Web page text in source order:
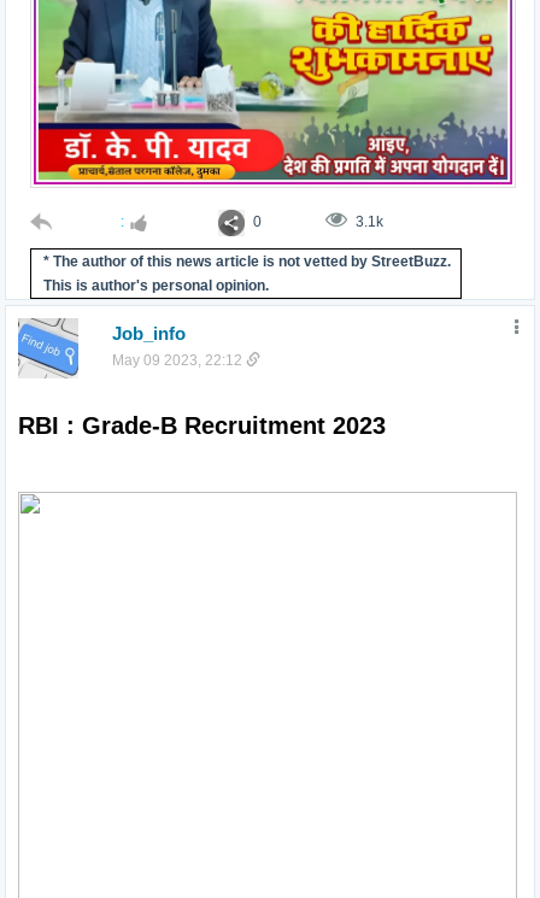
: 0 3.1k
* The author of this news article is not vetted by StreetBuzz.
This is author's personal opinion.
Job_info
May 09 2023, 22:12
RBI : Grade-B Recruitment 2023